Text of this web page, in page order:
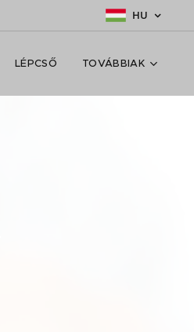
HU
LÉPCSŐ TOVÁBBIAK